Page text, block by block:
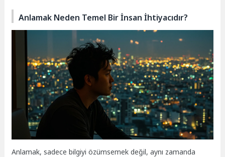
Anlamak Neden Temel Bir İnsan İhtiyacıdır?
Anlamak, sadece bilgiyi özümsemek değil, aynı zamanda